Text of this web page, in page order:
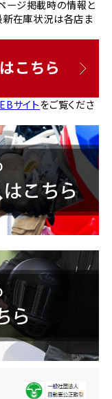
ージ掲載時の情報と
新在庫状況は各店ま
こちら
サイトをご覧くださ